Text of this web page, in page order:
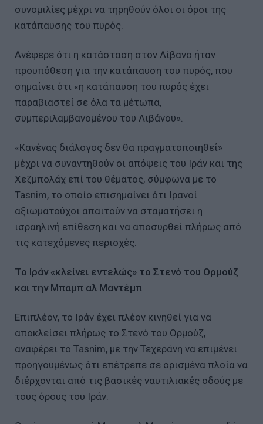
συνομιλίες μέχρι να τηρηθούν όλοι οι όροι της
κατάπαυσης του πυρός.
Ανέφερε ότι η κατάσταση στον Λίβανο ήταν
προυπόθεση για την κατάπαυση του πυρός, που
σημαίνει ότι «η κατάπαυση του πυρός έχει
παραβιαστεί σε όλα τα μέτωπα,
συμπεριλαμβανομένου του Λιβάνου».
«Κανένας διάλογος δεν θα πραγματοποιηθεί»
μέχρι να συναντηθούν οι απόψεις του Ιράν και της
Χεζμπολάχ επί του θέματος, σύμφωνα με το
Tasnim, το οποίο επισημαίνει ότι Ιρανοί
αξιωματούχοι απαιτούν να σταματήσει η
ισραηλινή επίθεση και να αποσυρθεί πλήρως από
τις κατεχόμενες περιοχές.
Το Ιράν «κλείνει εντελώς» το Στενό του Ορμούζ
και την Μπαμπ αλ Μαντέμπ
Επιπλέον, το Ιράν έχει πλέον κινηθεί για να
αποκλείσει πλήρως το Στενό του Ορμούζ,
αναφέρει το Tasnim, με την Τεχεράνη να επιμένει
προηγουμένως ότι επέτρεπε σε ορισμένα πλοία να
διέρχονται από τις βασικές ναυτιλιακές οδούς με
τους όρους του Ιράν.